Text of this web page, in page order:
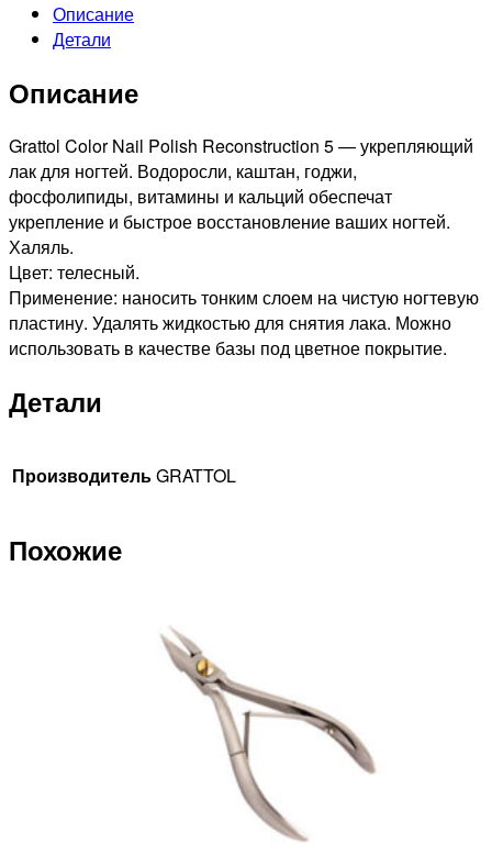
ногтей
Nail
Reconstruction,
9мл
Описание
Детали
Описание
Grattol Color Nail Polish Reconstruction 5 — укрепляющий
лак для ногтей. Водоросли, каштан, годжи,
фосфолипиды, витамины и кальций обеспечат
укрепление и быстрое восстановление ваших ногтей.
Халяль.
Цвет: телесный.
Применение: наносить тонким слоем на чистую ногтевую
пластину. Удалять жидкостью для снятия лака. Можно
использовать в качестве базы под цветное покрытие.
Детали
ПроизводительGRATTOL
Похожие